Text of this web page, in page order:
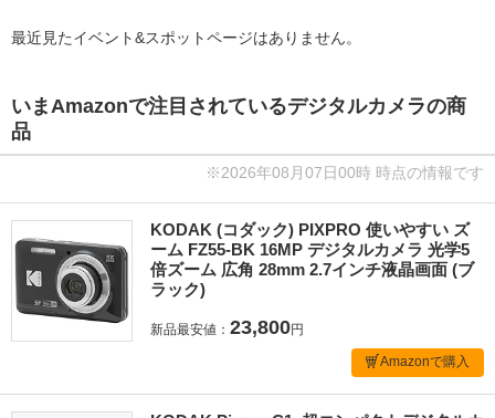
最近見たイベント&スポットページはありません。
いまAmazonで注目されているデジタルカメラの商
品
※2026年08月07日00時 時点の情報です
KODAK (コダック) PIXPRO 使いやすい ズ
ーム FZ55-BK 16MP デジタルカメラ 光学5
倍ズーム 広角 28mm 2.7インチ液晶画面 (ブ
ラック)
新品最安値： 23,800円
Amazonで購入